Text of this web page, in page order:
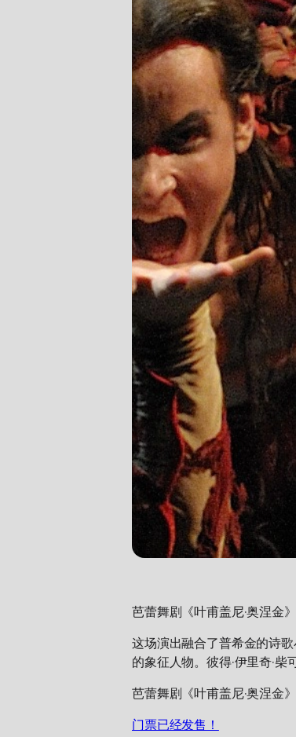
芭蕾舞剧《叶甫盖尼·奥涅金
这场演出融合了普希金的诗
的象征人物。彼得·伊里奇·
芭蕾舞剧《叶甫盖尼·奥涅金
门票已经发售！